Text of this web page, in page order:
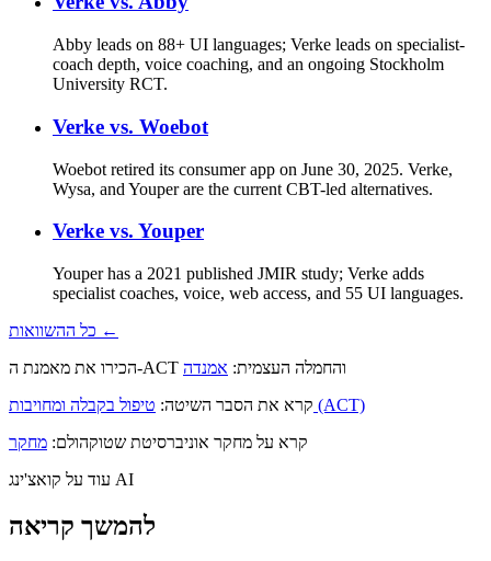
Abby leads on 88+ UI languages; Verke leads on specialist-
coach depth, voice coaching, and an ongoing Stockholm
University RCT.
Verke vs. Woebot
Woebot retired its consumer app on June 30, 2025. Verke,
Wysa, and Youper are the current CBT-led alternatives.
Verke vs. Youper
Youper has a 2021 published JMIR study; Verke adds
specialist coaches, voice, web access, and 55 UI languages.
כל ההשוואות ←
הכירו את מאמנת ה-ACT והחמלה העצמית: אמנדה
קרא את הסבר השיטה: טיפול בקבלה ומחויבות (ACT)
קרא על מחקר אוניברסיטת שטוקהולם: מחקר
עוד על קואצ'ינג AI
להמשך קריאה